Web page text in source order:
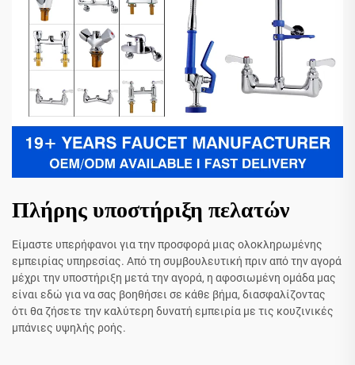
Πλήρης υποστήριξη πελατών
Είμαστε υπερήφανοι για την προσφορά μιας ολοκληρωμένης
εμπειρίας υπηρεσίας. Από τη συμβουλευτική πριν από την αγορά
μέχρι την υποστήριξη μετά την αγορά, η αφοσιωμένη ομάδα μας
είναι εδώ για να σας βοηθήσει σε κάθε βήμα, διασφαλίζοντας
ότι θα ζήσετε την καλύτερη δυνατή εμπειρία με τις κουζινικές
μπάνιες υψηλής ροής.